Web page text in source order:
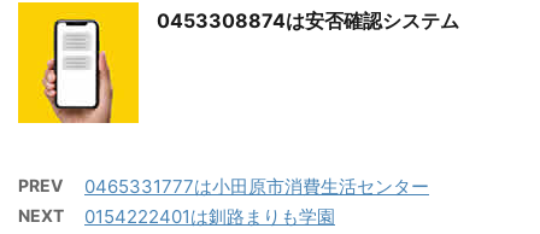
0453308874は安否確認システム
PREV 0465331777は小田原市消費生活センター
NEXT 0154222401は釧路まりも学園